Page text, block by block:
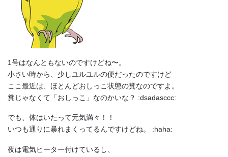
1号はなんともないのですけどね〜。
小さい時から、少しユルユルの便だったのですけど
ここ最近は、ほとんどおしっこ状態の糞なのですよ。
糞じゃなくて「おしっこ」なのかいな？ :dsadasccc:
でも、体はいたって元気満々！！
いつも通りに暴れまくってるんですけどね。 :haha:
夜は電気ヒーター付けているし、